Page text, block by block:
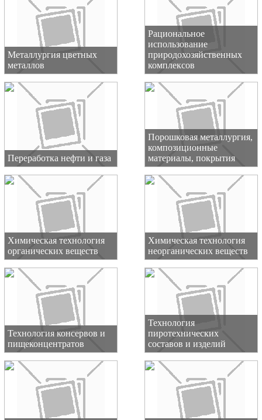
Металлургия цветных
металлов
Рациональное
использование
природохозяйственных
комплексов
Переработка нефти и газа
Порошковая металлургия,
композиционные
материалы, покрытия
Химическая технология
органических веществ
Химическая технология
неорганических веществ
Технология консервов и
пищеконцентратов
Технология
пиротехнических
составов и изделий